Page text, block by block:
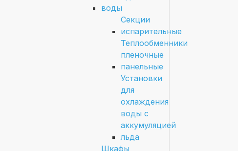
воды
Секции
испарительные
Теплообменники
пленочные
панельные
Установки
для
охлаждения
воды с
аккумуляцией
льда
Шкафы